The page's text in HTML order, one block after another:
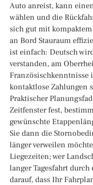
Auto anreist, kann
wählen und die
sich gut mit
an Bord Stauraum
ist einfach: Deutsch
verstanden, am
Französischkenntnisse
kontaktlose Zahlungen
Praktischer
Zeitfenster fest,
gewünschte
Sie dann die
länger verweilen
Liegezeiten; wer
langer Tagesfahrt
darauf, dass Ihr